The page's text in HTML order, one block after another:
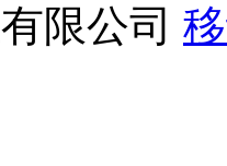
限公司